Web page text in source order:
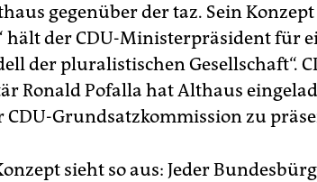
gegenüber der taz. Sein
hält der CDU-Ministerpräsident für
der pluralistischen Gesellschaft“.
Ronald Pofalla hat Althaus
CDU-Grundsatzkommission zu
sieht so aus: Jeder